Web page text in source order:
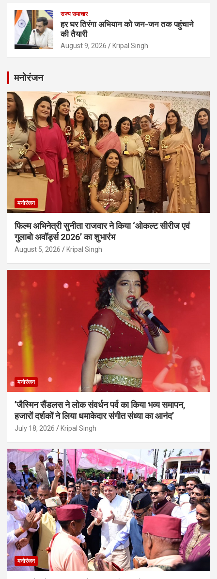
राज्य समाचार
हर घर तिरंगा अभियान को जन-जन तक पहुंचाने
की तैयारी
August 9, 2026 Kripal Singh
मनोरंजन
मनोरंजन
फिल्म अभिनेत्री सुनीता राजवार ने किया ‘ओकल्ट सीरीज एवं
गुलाबो अवॉर्ड्स 2026’ का शुभारंभ
August 5, 2026 Kripal Singh
मनोरंजन
’जैस्मिन सैंडलस ने लोक संवर्धन पर्व का किया भव्य समापन,
हजारों दर्शकों ने लिया धमाकेदार संगीत संध्या का आनंद’
July 18, 2026 Kripal Singh
मनोरंजन